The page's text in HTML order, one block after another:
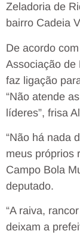
Zeladoria de
bairro Cadeia
De acordo
Associação de
faz ligação
“Não atende
líderes”, frisa
“Não há nada
meus próprios
Campo Bola
deputado.
“A raiva,
deixam a